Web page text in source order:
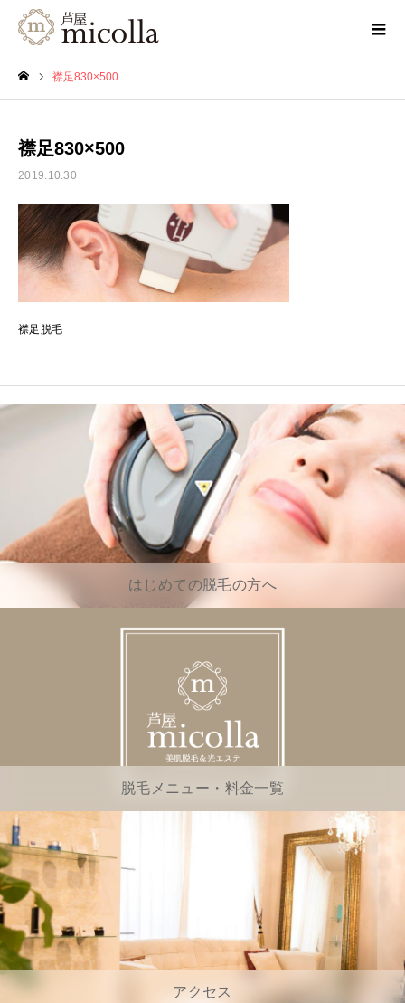
襟足830×500
襟足830×500
2019.10.30
襟足脱毛
はじめての脱毛の方へ
脱毛メニュー・料金一覧
アクセス